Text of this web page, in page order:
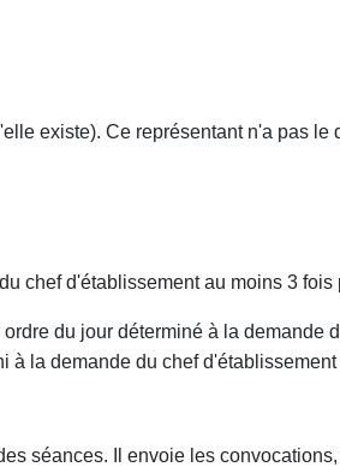
existe). Ce représentant n'a pas le
chef d'établissement au moins 3 fois
du jour déterminé à la
à la demande du chef
séances. Il envoie les